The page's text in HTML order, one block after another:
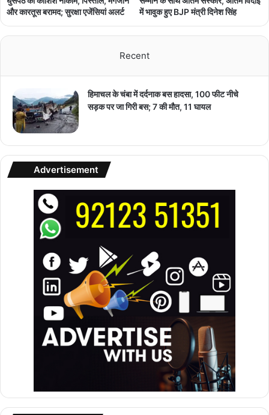
और कारतूस बरामद; सुरक्षा एजेंसियां अलर्ट
में भावुक हुए BJP मंत्री दिनेश सिंह
Recent
हिमाचल के चंबा में दर्दनाक बस हादसा, 100 फीट नीचे
सड़क पर जा गिरी बस; 7 की मौत, 11 घायल
Advertisement